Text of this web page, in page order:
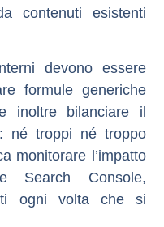
contenuti esistenti
devono essere
formule generiche
inoltre bilanciare il
né troppi né troppo
monitorare l’impatto
Search Console,
ogni volta che si